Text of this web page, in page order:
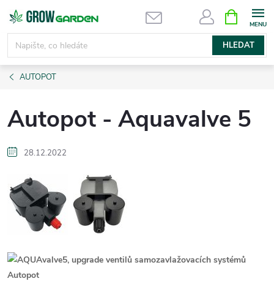
Přejít
obsah
HLEDAT
NÁKUPNÍ
KOŠÍK
AUTOPOT
Autopot - Aquavalve 5
28.12.2022